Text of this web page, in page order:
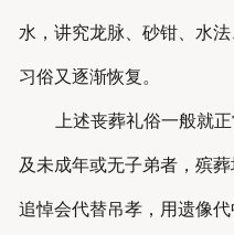
水，讲究龙脉、砂钳、水
习俗又逐渐恢复。
上述丧葬礼俗一般就
及未成年或无子弟者，殡
追悼会代替吊孝，用遗像